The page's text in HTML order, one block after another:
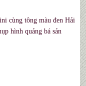
cùng tông màu đen Hải
hình quảng bá sản